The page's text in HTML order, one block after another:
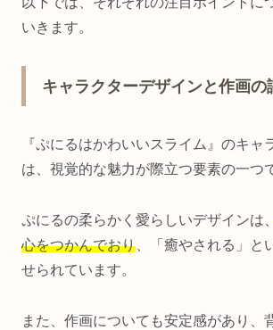
いきます。
キャラクターデザインと作画の
『ぷにるはかわいいスライム』のキャ
は、視覚的な魅力が際立つ要素の一つ
ぷにるの柔らかく愛らしいデザインは、
心をつかんでおり 、「癒やされる」と
せられています。
また、作画についても安定感があり、